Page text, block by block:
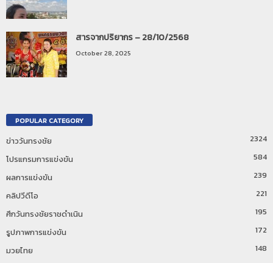
สารจากปริยากร – 28/10/2568
October 28, 2025
POPULAR CATEGORY
ข่าววันทรงชัย
2324
โปรแกรมการแข่งขัน
584
ผลการแข่งขัน
239
คลิปวีดีโอ
221
ศึกวันทรงชัยราชดำเนิน
195
รูปภาพการแข่งขัน
172
มวยไทย
148